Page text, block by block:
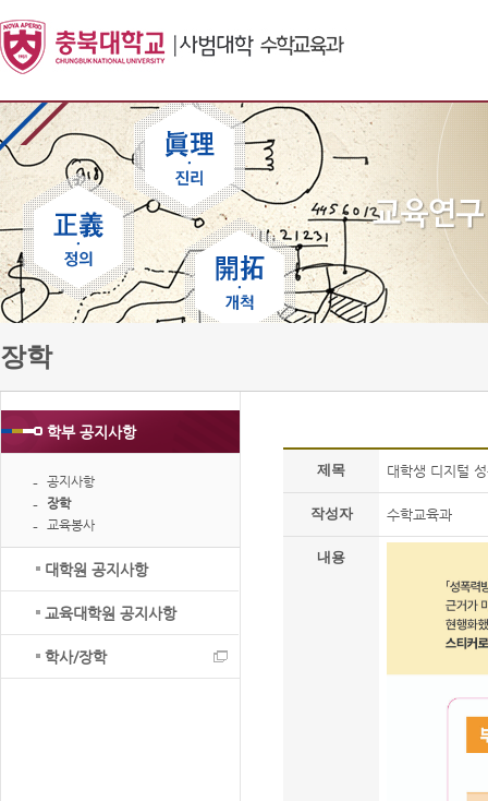
학부 공지사항
공지사항
장학
교육봉사
대학원 공지사항
교육대학원 공지사항
학사/장학
장학
제목 대학생 디지털
작성자 수학교육과
내용